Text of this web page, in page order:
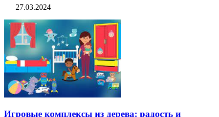
27.03.2024
Игровые комплексы из дерева: радость и